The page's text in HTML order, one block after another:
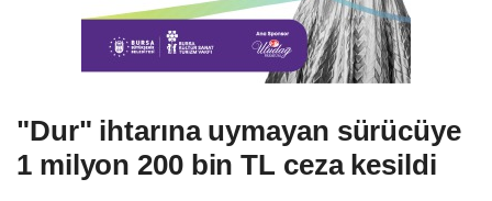
"Dur" ihtarına uymayan sürücüye
1 milyon 200 bin TL ceza kesildi